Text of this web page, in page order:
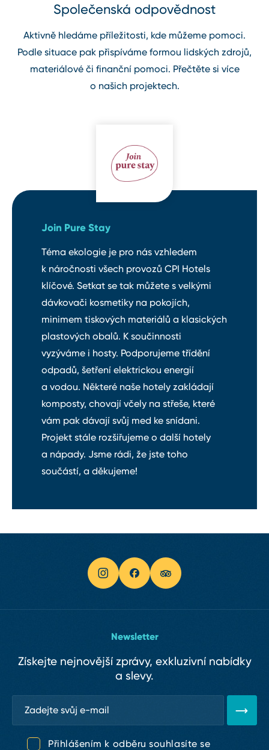
Společenská odpovědnost
Aktivně hledáme příležitosti, kde můžeme pomoci.
Podle situace pak přispíváme formou lidských zdrojů,
materiálové či finanční pomoci. Přečtěte si více
o našich projektech.
Join Pure Stay
Téma ekologie je pro nás vzhledem
k náročnosti všech provozů CPI Hotels
klíčové. Setkat se tak můžete s velkými
dávkovači kosmetiky na pokojích,
minimem tiskových materiálů a klasických
plastových obalů. K součinnosti
vyzýváme i hosty. Podporujeme třídění
odpadů, šetření elektrickou energií
a vodou. Některé naše hotely zakládají
komposty, chovají včely na střeše, které
vám pak dávají svůj med ke snídani.
Projekt stále rozšiřujeme o další hotely
a nápady. Jsme rádi, že jste toho
součástí, a děkujeme!
Newsletter
Získejte nejnovější zprávy, exkluzivní nabídky
a slevy.
Přihlášením k odběru souhlasíte se